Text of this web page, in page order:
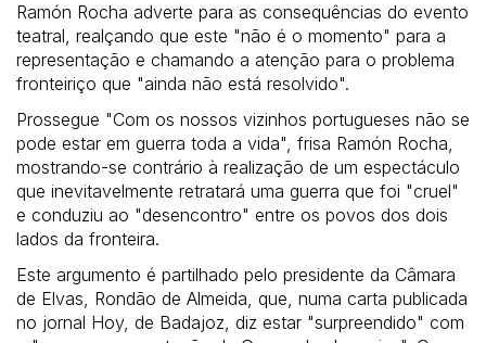
Ramón Rocha adverte para as consequências do evento
teatral, realçando que este "não é o momento" para a
representação e chamando a atenção para o problema
fronteiriço que "ainda não está resolvido".
Prossegue "Com os nossos vizinhos portugueses não se
pode estar em guerra toda a vida", frisa Ramón Rocha,
mostrando-se contrário à realização de um espectáculo
que inevitavelmente retratará uma guerra que foi "cruel"
e conduziu ao "desencontro" entre os povos dos dois
lados da fronteira.
Este argumento é partilhado pelo presidente da Câmara
de Elvas, Rondão de Almeida, que, numa carta publicada
no jornal Hoy, de Badajoz, diz estar "surpreendido" com